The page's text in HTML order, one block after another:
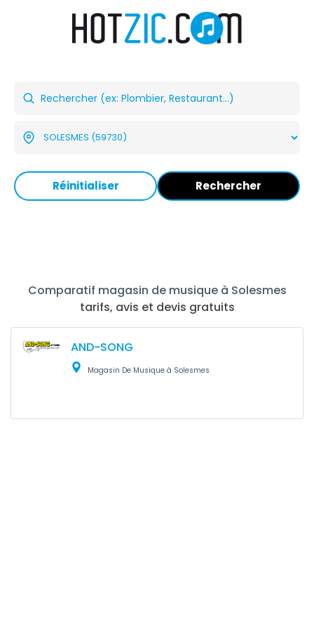
Réinitialiser Rechercher
Comparatif magasin de musique à Solesmes
tarifs, avis et devis gratuits
AND-SONG
Magasin De Musique à Solesmes